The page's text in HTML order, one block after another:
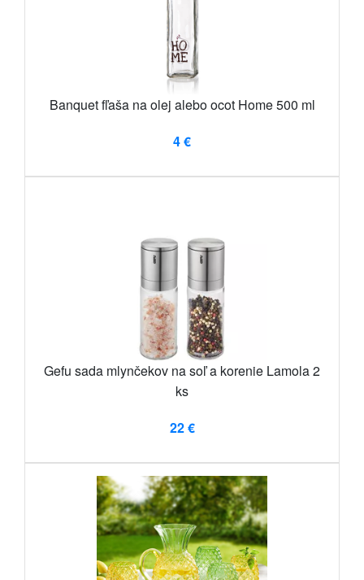
Banquet fľaša na olej alebo ocot Home 500 ml
4 €
Gefu sada mlynčekov na soľ a korenie Lamola 2
ks
22 €